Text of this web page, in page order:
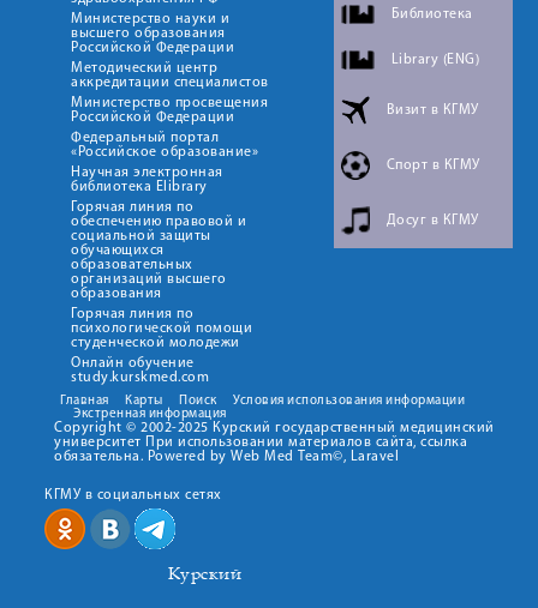
Министерство науки и
высшего образования
Российской Федерации
Методический центр
аккредитации специалистов
Министерство просвещения
Российской Федерации
Федеральный портал
«Российское образование»
Научная электронная
библиотека Elibrary
Горячая линия по
обеспечению правовой и
социальной защиты
обучающихся
образовательных
организаций высшего
образования
Горячая линия по
психологической помощи
студенческой молодежи
Онлайн обучение
study.kurskmed.com
Библиотека
Library (ENG)
Визит в КГМУ
Спорт в КГМУ
Досуг в КГМУ
Главная Карты Поиск
Условия использования информации
Экстренная информация
Copyright © 2002-2025 Курский государственный медицинский
университет При использовании материалов сайта, ссылка
обязательна. Powered by Web Med Team©, Laravel
КГМУ в социальных сетях
Курский